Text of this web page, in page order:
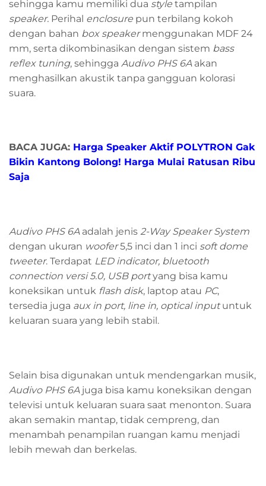
sehingga kamu memiliki dua style tampilan
speaker. Perihal enclosure pun terbilang kokoh
dengan bahan box speakermenggunakan MDF 24
mm, serta dikombinasikan dengan sistem bass
reflex tuning, sehingga Audivo PHS 6Aakan
menghasilkan akustik tanpa gangguan kolorasi
suara.
BACA JUGA: Harga Speaker Aktif POLYTRON Gak
Bikin Kantong Bolong! Harga Mulai Ratusan Ribu
Saja
Audivo PHS 6Aadalah jenis 2-Way Speaker System
dengan ukuran woofer5,5 inci dan 1 inci soft dome
tweeter. Terdapat LED indicator, bluetooth
connection versi 5.0, USB portyang bisa kamu
koneksikan untuk flash disk, laptop atau PC,
tersedia juga aux in port, line in, optical inputuntuk
keluaran suara yang lebih stabil.
Selain bisa digunakan untuk mendengarkan musik,
Audivo PHS 6A juga bisa kamu koneksikan dengan
televisi untuk keluaran suara saat menonton. Suara
akan semakin mantap, tidak cempreng, dan
menambah penampilan ruangan kamu menjadi
lebih mewah dan berkelas.